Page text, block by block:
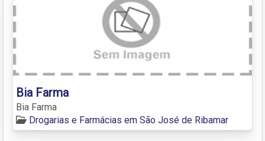
Bia Farma
Bia Farma
Drogarias e Farmácias em São José de Ribamar